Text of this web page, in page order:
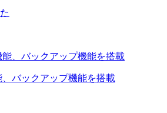
バックアップ機能を搭載